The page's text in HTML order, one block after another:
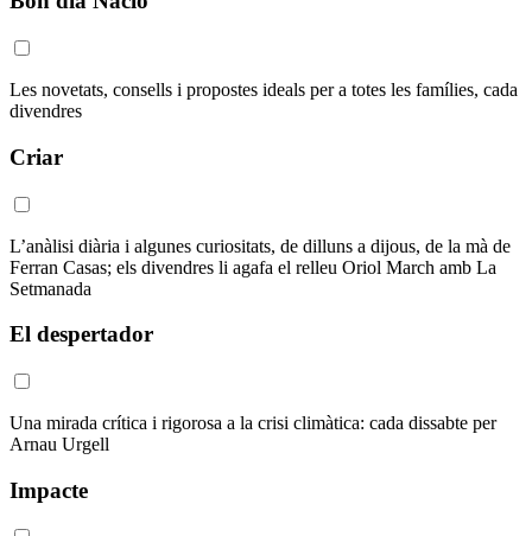
Les novetats, consells i propostes ideals per a totes les famílies, cada
divendres
Criar
L’anàlisi diària i algunes curiositats, de dilluns a dijous, de la mà de
Ferran Casas; els divendres li agafa el relleu Oriol March amb La
Setmanada
El despertador
Una mirada crítica i rigorosa a la crisi climàtica: cada dissabte per
Arnau Urgell
Impacte